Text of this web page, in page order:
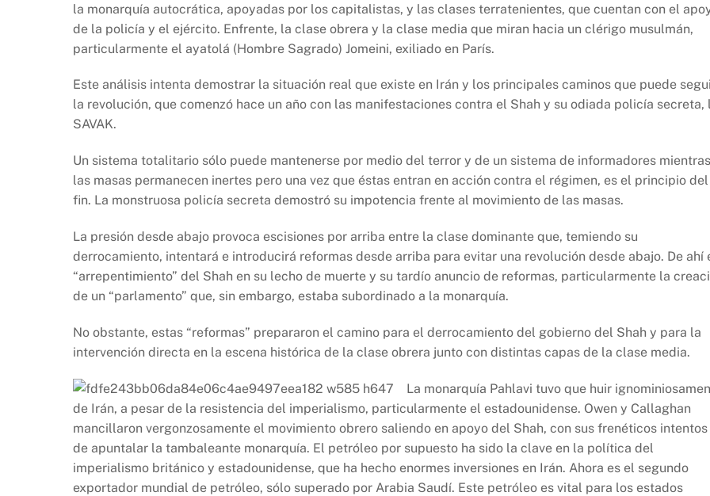
la monarquía autocrática, apoyadas por los capitalistas, y las clases terratenientes, que cuentan con el
de la policía y el ejército. Enfrente, la clase obrera y la clase media que miran hacia un clérigo musulmán,
particularmente el ayatolá (Hombre Sagrado) Jomeini, exiliado en París.
Este análisis intenta demostrar la situación real que existe en Irán y los principales caminos que puede
la revolución, que comenzó hace un año con las manifestaciones contra el Shah y su odiada policía secreta,
SAVAK.
Un sistema totalitario sólo puede mantenerse por medio del terror y de un sistema de informadores mientras
las masas permanecen inertes pero una vez que éstas entran en acción contra el régimen, es el principio del
fin. La monstruosa policía secreta demostró su impotencia frente al movimiento de las masas.
La presión desde abajo provoca escisiones por arriba entre la clase dominante que, temiendo su
derrocamiento, intentará e introducirá reformas desde arriba para evitar una revolución desde abajo. De ahí
“arrepentimiento” del Shah en su lecho de muerte y su tardío anuncio de reformas, particularmente la
de un “parlamento” que, sin embargo, estaba subordinado a la monarquía.
No obstante, estas “reformas” prepararon el camino para el derrocamiento del gobierno del Shah y para la
intervención directa en la escena histórica de la clase obrera junto con distintas capas de la clase media.
La monarquía Pahlavi tuvo que huir
de Irán, a pesar de la resistencia del imperialismo, particularmente el estadounidense. Owen y Callaghan
mancillaron vergonzosamente el movimiento obrero saliendo en apoyo del Shah, con sus frenéticos intentos
de apuntalar la tambaleante monarquía. El petróleo por supuesto ha sido la clave en la política del
imperialismo británico y estadounidense, que ha hecho enormes inversiones en Irán. Ahora es el segundo
exportador mundial de petróleo, sólo superado por Arabia Saudí. Este petróleo es vital para los estados